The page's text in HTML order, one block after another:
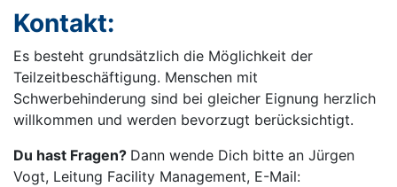
Kontakt:
Es besteht grundsätzlich die Möglichkeit der
Teilzeitbeschäftigung. Menschen mit
Schwerbehinderung sind bei gleicher Eignung herzlich
willkommen und werden bevorzugt berücksichtigt.
Du hast Fragen? Dann wende Dich bitte an Jürgen
Vogt, Leitung Facility Management, E-Mail: